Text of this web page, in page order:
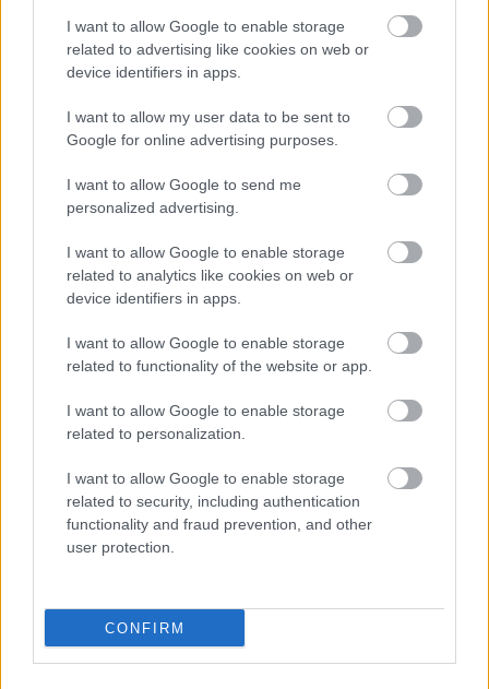
I want to allow Google to enable storage
related to advertising like cookies on web or
device identifiers in apps.
I want to allow my user data to be sent to
Google for online advertising purposes.
I want to allow Google to send me
personalized advertising.
I want to allow Google to enable storage
related to analytics like cookies on web or
device identifiers in apps.
I want to allow Google to enable storage
related to functionality of the website or app.
I want to allow Google to enable storage
related to personalization.
I want to allow Google to enable storage
related to security, including authentication
functionality and fraud prevention, and other
user protection.
CONFIRM
Erről maradtál le, ha nem nézted az Xbox Tokyo
Game Show 2024-es közvetítését
Metal Gear Soliddal indult, de nem kizárólag japán
játékokkal volt tele az Xbox TGS 2024-es előadása.